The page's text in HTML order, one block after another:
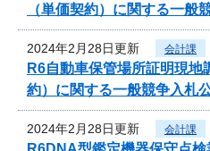
（単価契約）に関する一般
2024年2月28日更新 会計課
R6自動車保管場所証明現地
約）に関する一般競争入札
2024年2月28日更新 会計課